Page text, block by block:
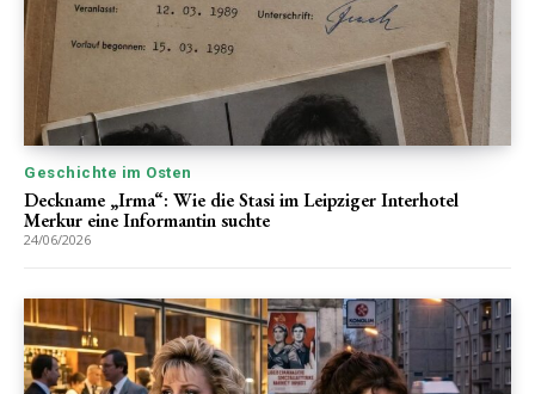
Geschichte im Osten
Deckname „Irma“: Wie die Stasi im Leipziger Interhotel
Merkur eine Informantin suchte
24/06/2026